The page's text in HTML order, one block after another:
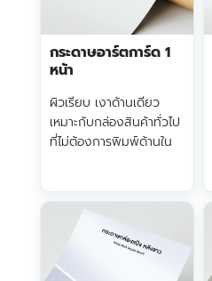
กระดาษอาร์ตการ์ด 1
หน้า
ผิวเรียบ เงาด้านเดียว
เหมาะกับกล่องสินค้าทั่วไป
ที่ไม่ต้องการพิมพ์ด้านใน